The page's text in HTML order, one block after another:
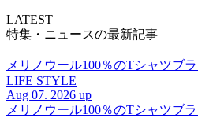
LATEST
特集・ニュースの最新記事
メリノウール100％のTシャツブ
LIFE STYLE
Aug 07. 2026 up
メリノウール100％のTシャツブ